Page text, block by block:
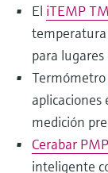
El iTEMP
para lugares
Termómetro
aplicaciones
medición
Cerabar
inteligente